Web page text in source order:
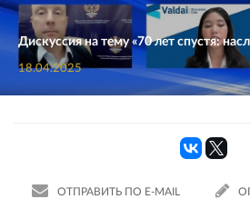
Дискуссия на тему «70 лет спустя:
18.04.2025
ОТПРАВИТЬ ПО E-MAIL